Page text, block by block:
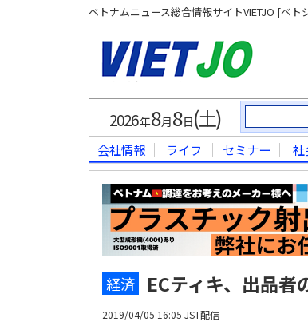
ベトナムニュース総合情報サイトVIETJO [ベト
2026年8月8日(土)
会社情報 ライフ セミナー 社
経済 ECティキ、出品
2019/04/05 16:05 JST配信